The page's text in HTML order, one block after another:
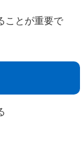
ことが重要で